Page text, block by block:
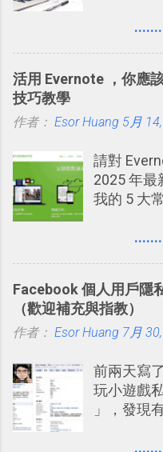
卡片不再
子彈筆記
板分享
短期記憶
強；然後
化，讓記
來一個月
拉長時間
海中更深
要準備數
練習的記
的卡片，
樣的軟體
活用 Evernote ，你應
技巧教學
作者： Esor Huang 5月
請對
2025 年最
我的 5 大
介紹文章
大綱收合
超長筆記
議記錄不
學：
「免帳號
Facebook 個人用戶隱
（歡迎補充與指教）
作者： Esor Huang 7月
前兩天寫
玩小遊戲
」，發現